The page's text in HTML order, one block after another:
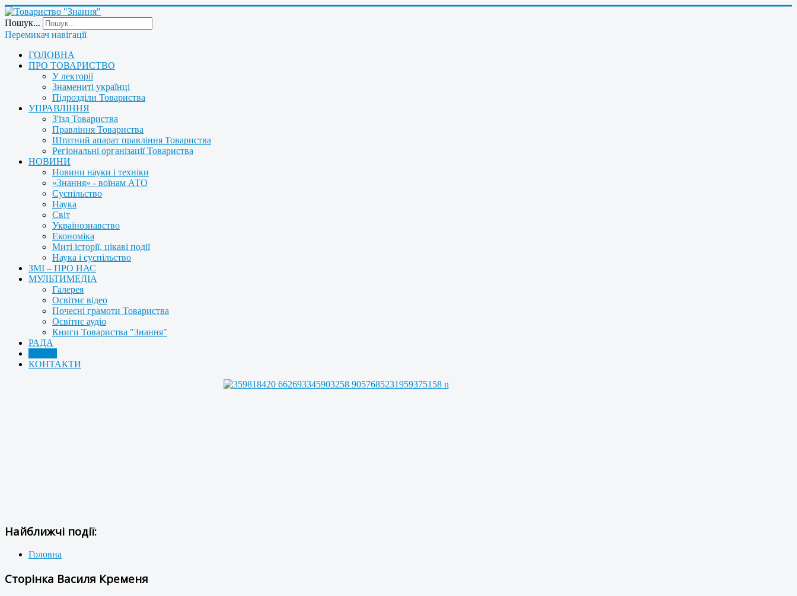
Пошук...
Перемикач навігації
ГОЛОВНА
ПРО ТОВАРИСТВО
У лекторії
Знамениті українці
Підрозділи Товариства
УПРАВЛІННЯ
З'їзд Товариства
Правління Товариства
Штатний апарат правління Товариства
Регіональні організації Товариства
НОВИНИ
Новини науки і техніки
«Знання» - воїнам АТО
Суспільство
Наука
Світ
Українознавство
Економіка
Миті історії, цікаві події
Наука і суспільство
ЗМІ – ПРО НАС
МУЛЬТИМЕДІА
Галерея
Освітнє відео
Почесні грамоти Товариства
Освітнє аудіо
Книги Товариства "Знання"
РАДА
КОНТАКТИ
Найближчі події:
Головна
Сторінка Василя Кременя